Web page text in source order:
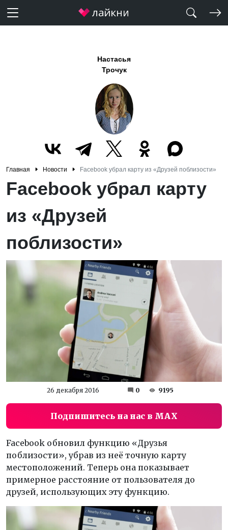
Настасья
Трочук
Главная Новости Facebook убрал карту из «Друзей поблизости»
Facebook убрал карту
из «Друзей
поблизости»
26 декабря 2016 0 9195
Подпишитесь на нас в MAX
Facebook обновил функцию «Друзья
поблизости», убрав из неё точную карту
местоположений. Теперь она показывает
примерное расстояние от пользователя до
друзей, использующих эту функцию.